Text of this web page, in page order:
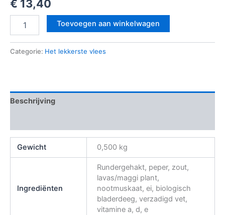
€ 13,40
Toevoegen aan winkelwagen
Categorie: Het lekkerste vlees
Beschrijving
Gewicht 0,500 kg
Ingrediënten
Rundergehakt, peper, zout,
lavas/maggi plant,
nootmuskaat, ei, biologisch
bladerdeeg, verzadigd vet,
vitamine a, d, e